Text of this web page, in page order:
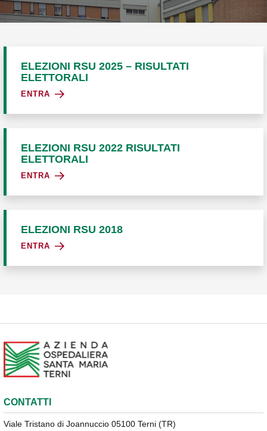
ELEZIONI RSU 2025 – RISULTATI
ELETTORALI
ENTRA
ELEZIONI RSU 2022 RISULTATI
ELETTORALI
ENTRA
ELEZIONI RSU 2018
ENTRA
CONTATTI
Viale Tristano di Joannuccio 05100 Terni (TR)